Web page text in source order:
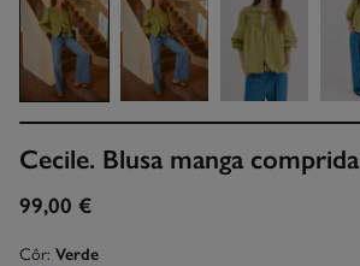
Cecile. Blusa manga comprida
99,00 €
Côr: Verde